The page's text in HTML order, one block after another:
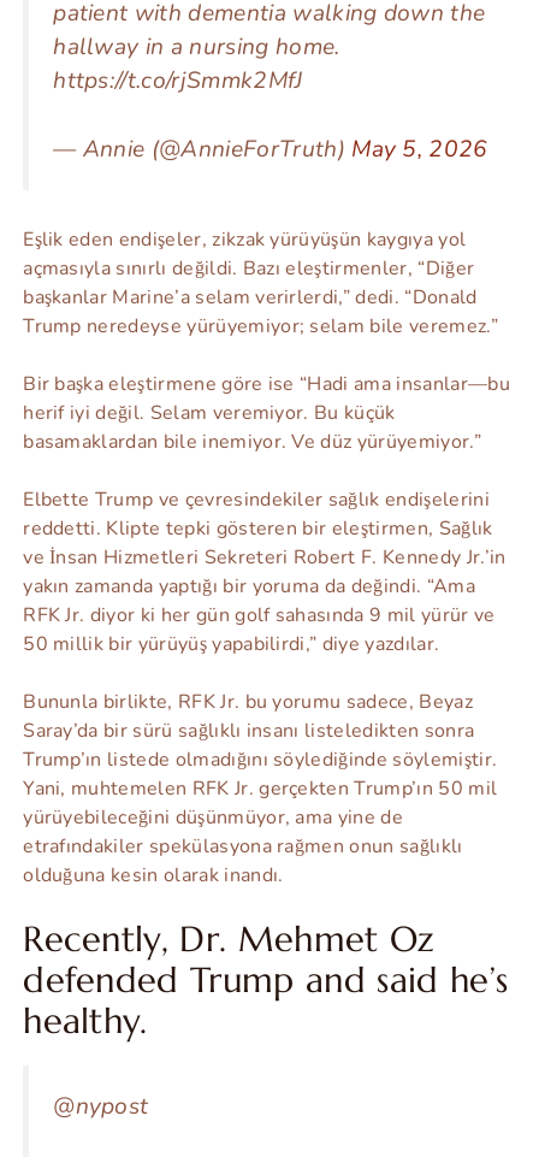
patient with dementia walking down the
hallway in a nursing home.
https://t.co/rjSmmk2MfJ
— Annie (@AnnieForTruth) May 5, 2026
Eşlik eden endişeler, zikzak yürüyüşün kaygıya yol
açmasıyla sınırlı değildi. Bazı eleştirmenler, “Diğer
başkanlar Marine’a selam verirlerdi,” dedi. “Donald
Trump neredeyse yürüyemiyor; selam bile veremez.”
Bir başka eleştirmene göre ise “Hadi ama insanlar—bu
herif iyi değil. Selam veremiyor. Bu küçük
basamaklardan bile inemiyor. Ve düz yürüyemiyor.”
Elbette Trump ve çevresindekiler sağlık endişelerini
reddetti. Klipte tepki gösteren bir eleştirmen, Sağlık
ve İnsan Hizmetleri Sekreteri Robert F. Kennedy Jr.’in
yakın zamanda yaptığı bir yoruma da değindi. “Ama
RFK Jr. diyor ki her gün golf sahasında 9 mil yürür ve
50 millik bir yürüyüş yapabilirdi,” diye yazdılar.
Bununla birlikte, RFK Jr. bu yorumu sadece, Beyaz
Saray’da bir sürü sağlıklı insanı listeledikten sonra
Trump’ın listede olmadığını söylediğinde söylemiştir.
Yani, muhtemelen RFK Jr. gerçekten Trump’ın 50 mil
yürüyebileceğini düşünmüyor, ama yine de
etrafındakiler spekülasyona rağmen onun sağlıklı
olduğuna kesin olarak inandı.
Recently, Dr. Mehmet Oz
defended Trump and said he’s
healthy.
@nypost